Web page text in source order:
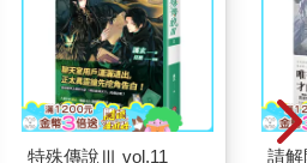
特殊傳說Ⅲ vol.11 請解